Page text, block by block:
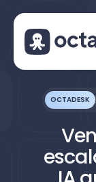
OCTADESK
Octadesk